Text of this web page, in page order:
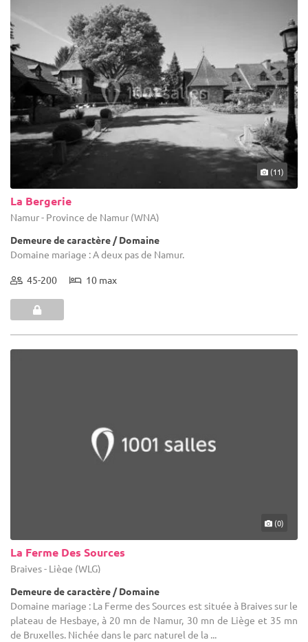
(11)
La Bergerie
Namur - Province de Namur (WNA)
Demeure de caractère / Domaine
Domaine mariage : A deux pas de Namur.
45-200 10 max
(0)
La Ferme Des Sources
Braives - Liège (WLG)
Demeure de caractère / Domaine
Domaine mariage : La Ferme des Sources est située à Braives sur le
plateau de Hesbaye, à 20 mn de Namur, 30 mn de Liège et 35 mn
de Bruxelles. Nichée dans le parc naturel de la ...